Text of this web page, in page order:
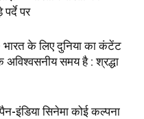
पर
के लिए दुनिया का कंटेंट
समय है : श्रद्धा
इंडिया सिनेमा कोई कल्पना